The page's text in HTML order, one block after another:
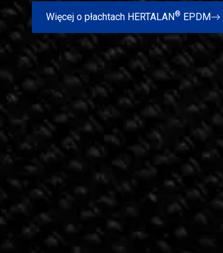
Więcej o płachtach HERTALAN® EPDM